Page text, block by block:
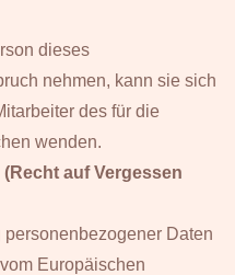
dieses
nehmen, kann sie sich
des für die
wenden.
auf Vergessen
Daten
Europäischen